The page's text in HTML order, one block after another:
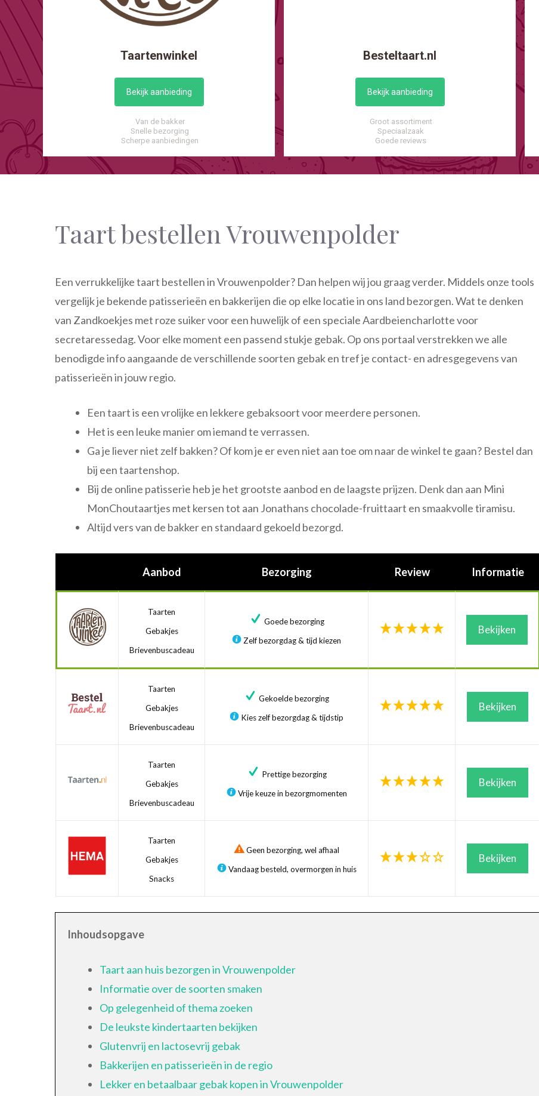
Taartenwinkel
Bekijk aanbieding
Van de bakker
Snelle bezorging
Scherpe aanbiedingen
Besteltaart.nl
Bekijk aanbieding
Groot assortiment
Speciaalzaak
Goede reviews
Taart bestellen Vrouwenpolder
Een verrukkelijke taart bestellen in Vrouwenpolder? Dan helpen wij jou graag verder. Middels onze tools
vergelijk je bekende patisserieën en bakkerijen die op elke locatie in ons land bezorgen. Wat te denken
van Zandkoekjes met roze suiker voor een huwelijk of een speciale Aardbeiencharlotte voor
secretaressedag. Voor elke moment een passend stukje gebak. Op ons portaal verstrekken we alle
benodigde info aangaande de verschillende soorten gebak en tref je contact- en adresgegevens van
patisserieën in jouw regio.
Een taart is een vrolijke en lekkere gebaksoort voor meerdere personen.
Het is een leuke manier om iemand te verrassen.
Ga je liever niet zelf bakken? Of kom je er even niet aan toe om naar de winkel te gaan? Bestel dan
bij een taartenshop.
Bij de online patisserie heb je het grootste aanbod en de laagste prijzen. Denk dan aan Mini
MonChoutaartjes met kersen tot aan Jonathans chocolade-fruittaart en smaakvolle tiramisu.
Altijd vers van de bakker en standaard gekoeld bezorgd.
Aanbod Bezorging Review Informatie
Taarten
Gebakjes
Brievenbuscadeau
Goede bezorging
Zelf bezorgdag & tijd kiezen
Bekijken
Taarten
Gebakjes
Brievenbuscadeau
Gekoelde bezorging
Kies zelf bezorgdag & tijdstip
Bekijken
Taarten
Gebakjes
Brievenbuscadeau
Prettige bezorging
Vrije keuze in bezorgmomenten
Bekijken
Taarten
Gebakjes
Snacks
Geen bezorging, wel afhaal
Vandaag besteld, overmorgen in huis
Bekijken
Inhoudsopgave
Taart aan huis bezorgen in Vrouwenpolder
Informatie over de soorten smaken
Op gelegenheid of thema zoeken
De leukste kindertaarten bekijken
Glutenvrij en lactosevrij gebak
Bakkerijen en patisserieën in de regio
Lekker en betaalbaar gebak kopen in Vrouwenpolder